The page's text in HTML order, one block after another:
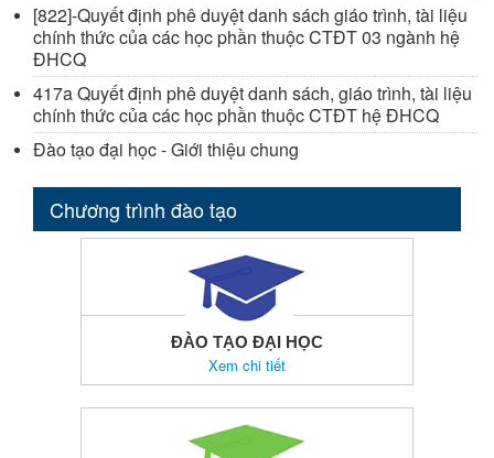
[822]-Quyết định phê duyệt danh sách giáo trình, tài liệu
chính thức của các học phần thuộc CTĐT 03 ngành hệ
ĐHCQ
417a Quyết định phê duyệt danh sách, giáo trình, tài liệu
chính thức của các học phần thuộc CTĐT hệ ĐHCQ
Đào tạo đại học - Giới thiệu chung
Chương trình đào tạo
ĐÀO TẠO ĐẠI HỌC
Xem chi tiết